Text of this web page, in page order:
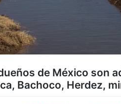
de México son
Bachoco, Herdez,